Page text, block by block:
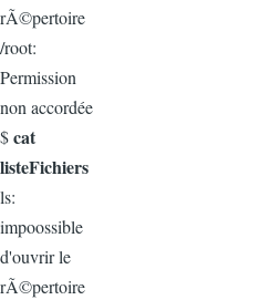
rÃ©pertoire
/root:
Permission
non accordée
$cat
listeFichiers
ls:
impoossible
d'ouvrir le
rÃ©pertoire